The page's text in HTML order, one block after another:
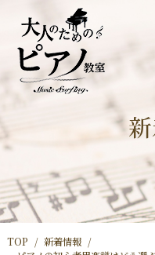
TOP
新着情報